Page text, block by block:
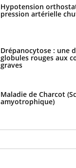
Hypotension
pression artérielle
Drépanocytose : une
globules rouges aux
graves
Maladie de Charcot
amyotrophique)